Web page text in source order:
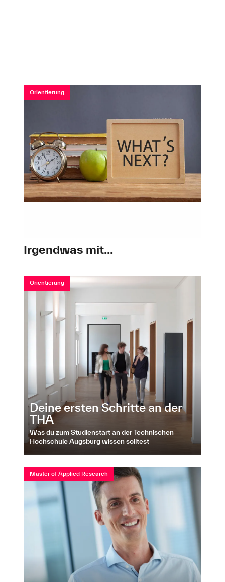
Orientierung
Irgendwas mit...
Orientierung
Deine ersten Schritte an der
THA
Was du zum Studienstart an der Technischen
Hochschule Augsburg wissen solltest
Master of Applied Research